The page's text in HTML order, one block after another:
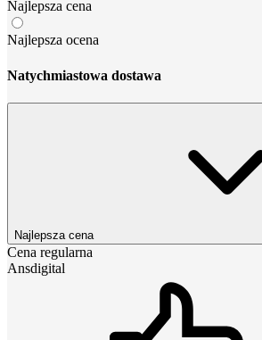
Najlepsza cena
Najlepsza ocena
Natychmiastowa dostawa
Najlepsza cena
Cena regularna
Ansdigital